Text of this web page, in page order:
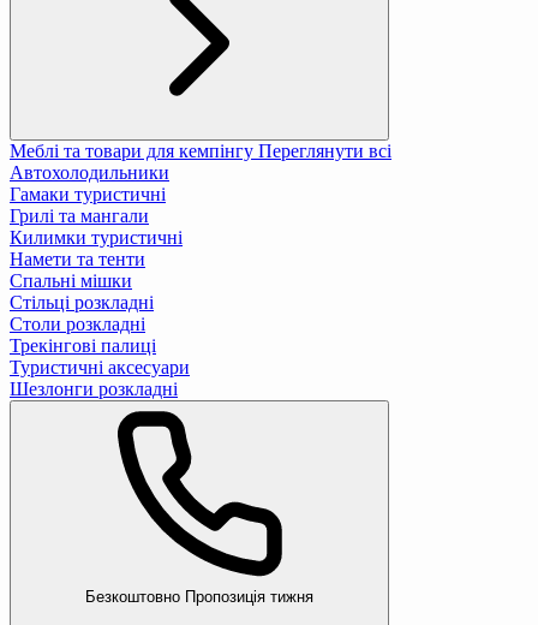
Меблі та товари для кемпінгу Переглянути всі
Автохолодильники
Гамаки туристичні
Грилі та мангали
Килимки туристичні
Намети та тенти
Спальні мішки
Стільці розкладні
Столи розкладні
Трекінгові палиці
Туристичні аксесуари
Шезлонги розкладні
Безкоштовно Пропозиція тижня